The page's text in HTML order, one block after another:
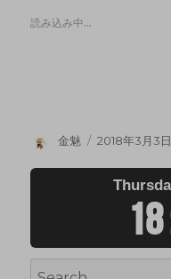
読み込み中…
金魅 2018年3月3日
18